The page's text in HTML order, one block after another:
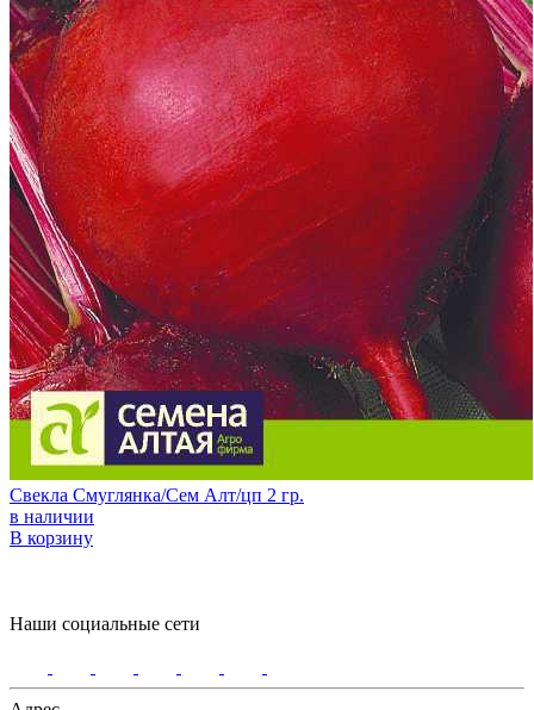
Свекла Смуглянка/Сем Алт/цп 2 гр.
в наличии
В корзину
Наши социальные сети